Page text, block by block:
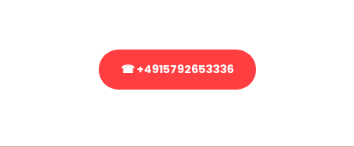
☎ +4915792653336